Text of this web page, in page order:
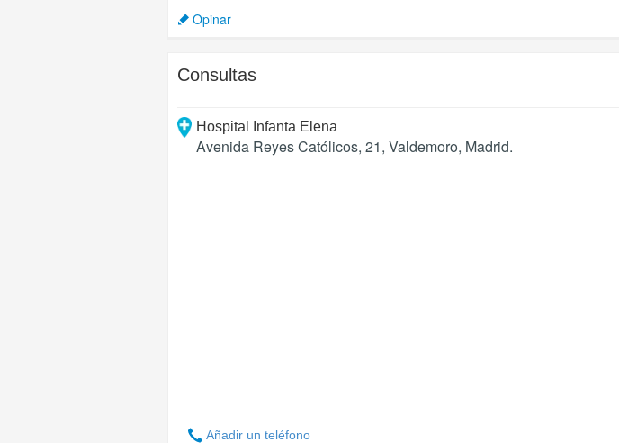
Opinar
Consultas
Hospital Infanta Elena
Avenida Reyes Católicos, 21, Valdemoro, Madrid.
Añadir un teléfono